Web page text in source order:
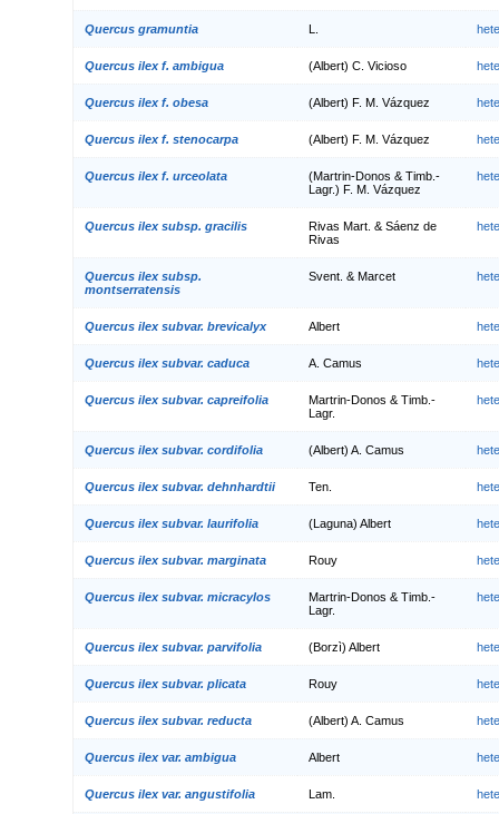
Quercus gramuntia L.
Quercus ilex f. ambigua (Albert) C. Vicioso
Quercus ilex f. obesa (Albert) F. M. Vázquez
Quercus ilex f. stenocarpa (Albert) F. M. Vázquez
Quercus ilex f. urceolata
(Martrin-Donos & Timb.-
Lagr.) F. M. Vázquez
Quercus ilex subsp. gracilis
Rivas Mart. & Sáenz de
Rivas
Quercus ilex subsp.
montserratensis
Svent. & Marcet
Quercus ilex subvar. brevicalyx Albert
Quercus ilex subvar. caduca A. Camus
Quercus ilex subvar. capreifolia
Martrin-Donos & Timb.-
Lagr.
Quercus ilex subvar. cordifolia (Albert) A. Camus
Quercus ilex subvar. dehnhardtii Ten.
Quercus ilex subvar. laurifolia (Laguna) Albert
Quercus ilex subvar. marginata Rouy
Quercus ilex subvar. micracylos
Martrin-Donos & Timb.-
Lagr.
Quercus ilex subvar. parvifolia (Borzì) Albert
Quercus ilex subvar. plicata Rouy
Quercus ilex subvar. reducta (Albert) A. Camus
Quercus ilex var. ambigua Albert
Quercus ilex var. angustifolia Lam.